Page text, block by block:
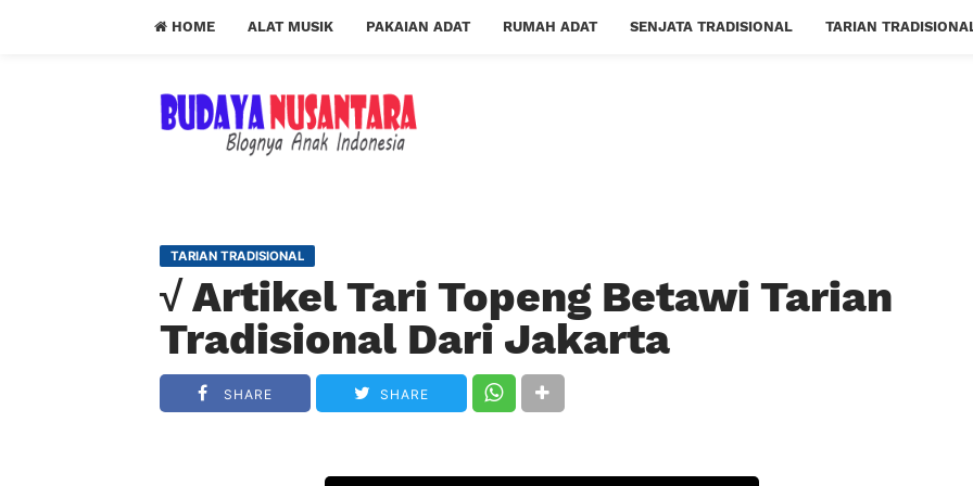
HOME ALAT MUSIK PAKAIAN ADAT RUMAH ADAT SENJATA TRADISIONAL TARIAN
TARIAN TRADISIONAL
√ Artikel Tari Topeng Betawi Tarian
Tradisional Dari Jakarta
SHARE SHARE